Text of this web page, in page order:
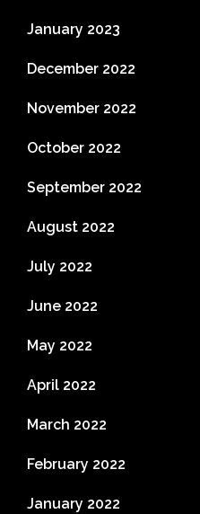
January 2023
December 2022
November 2022
October 2022
September 2022
August 2022
July 2022
June 2022
May 2022
April 2022
March 2022
February 2022
January 2022